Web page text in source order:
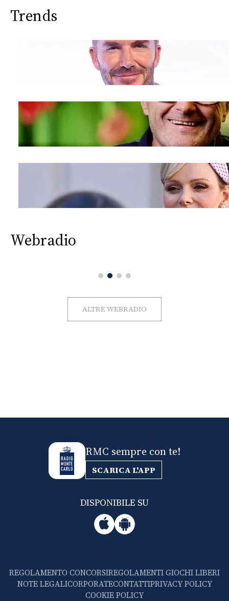
Trends
Webradio
ALTRE WEBRADIO
RMC sempre con te!
SCARICA L'APP
DISPONIBILE SU
REGOLAMENTO CONCORSIREGOLAMENTI GIOCHI LIBERI
NOTE LEGALICORPORATECONTATTIPRIVACY POLICY
COOKIE POLICY